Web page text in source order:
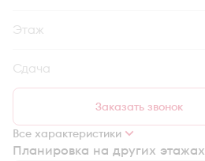
Этаж
Сдача
Заказать звонок
Все характеристики
Планировка на других этажах